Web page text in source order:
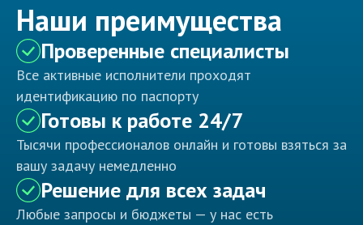
Наши преимущества
Проверенные специалисты
Все активные исполнители проходят
идентификацию по паспорту
Готовы к работе 24/7
Тысячи профессионалов онлайн и готовы взяться за
вашу задачу немедленно
Решение для всех задач
Любые запросы и бюджеты — у нас есть